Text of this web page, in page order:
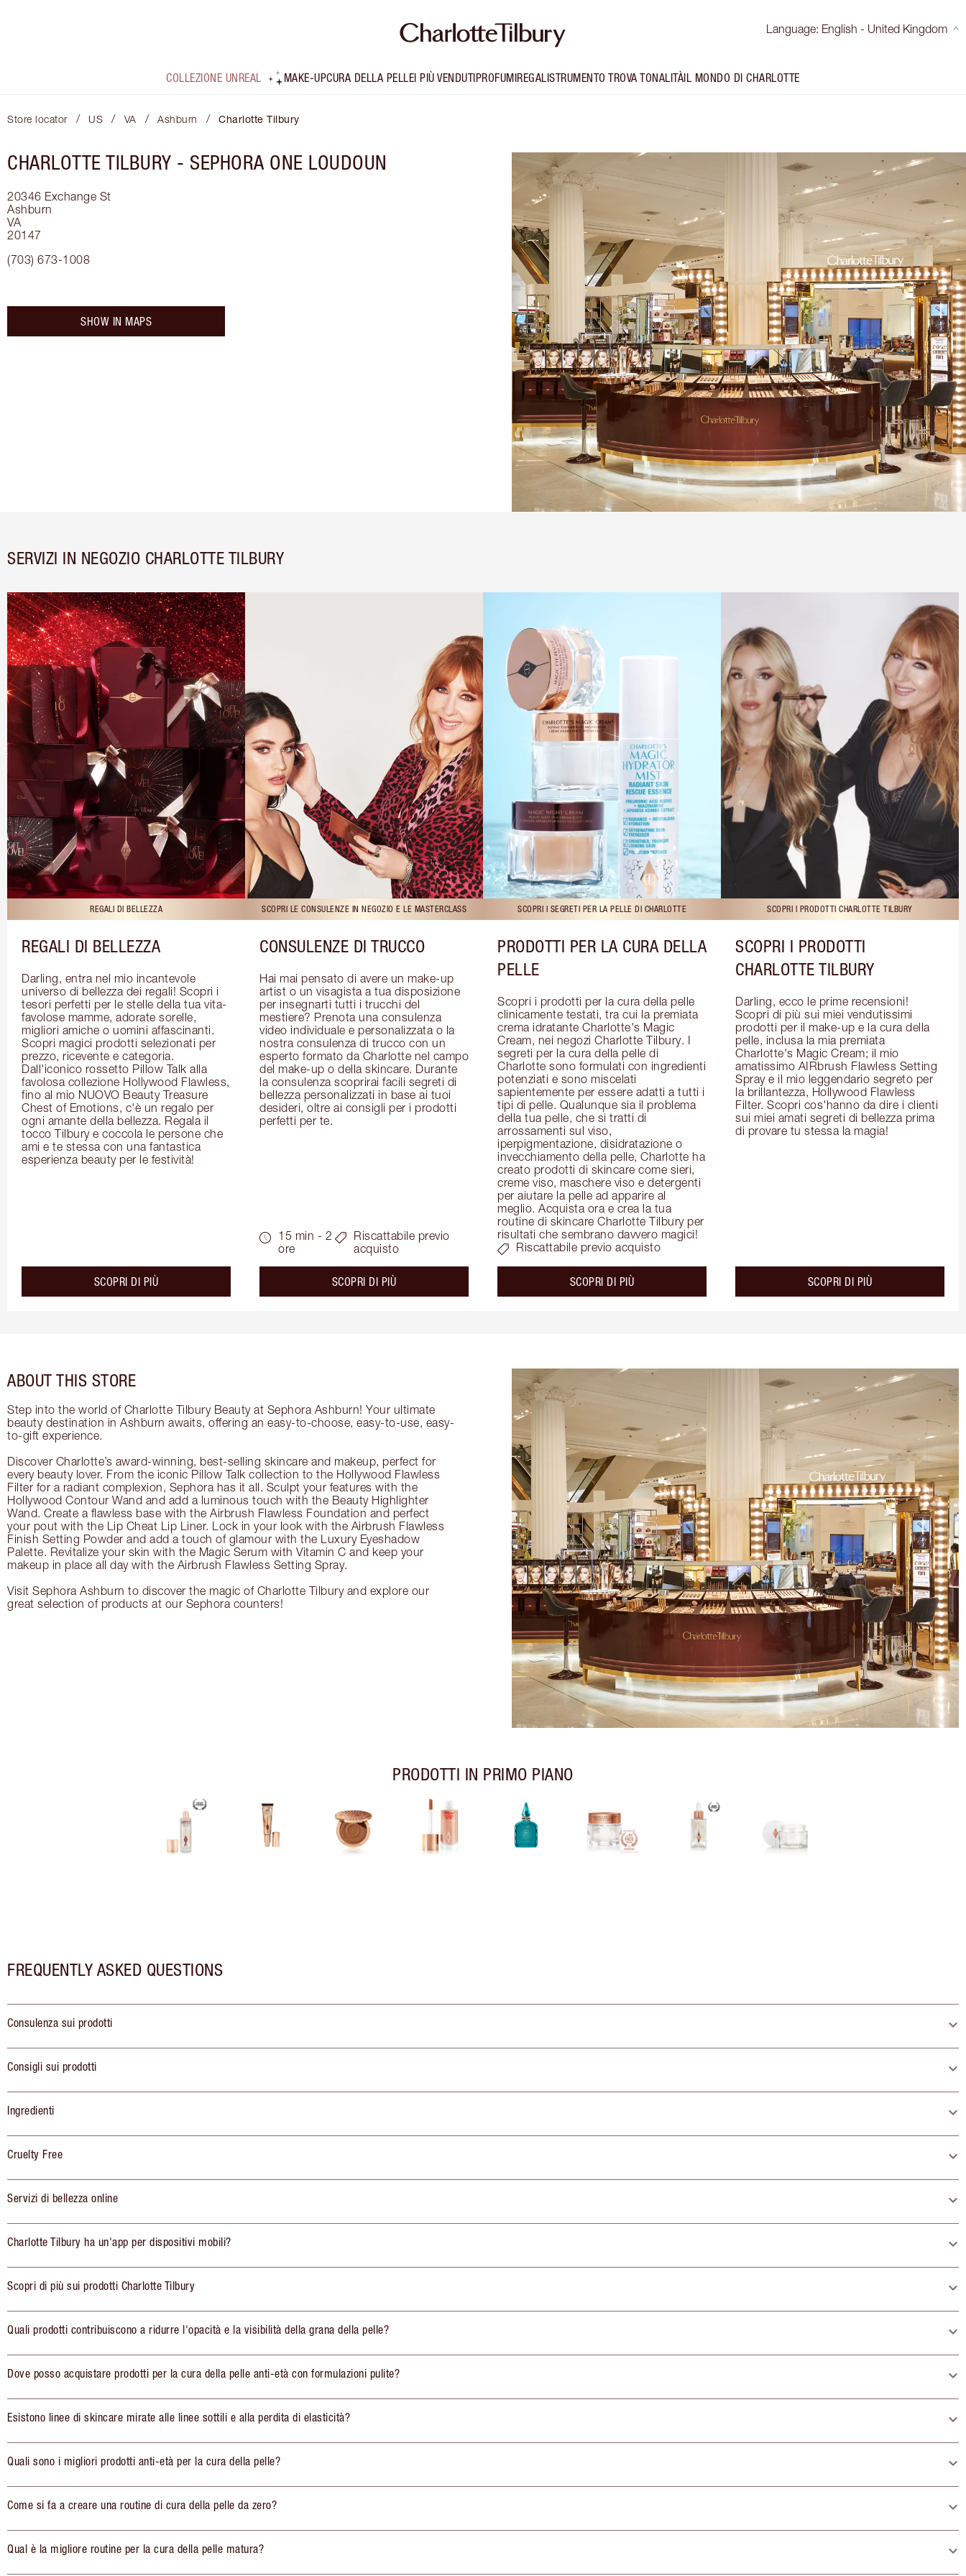
Language: English - United Kingdom
COLLEZIONE UNREAL MAKE-UPCURA DELLA PELLEI PIÙ VENDUTIPROFUMIREGALISTRUMENTO TROVA TONALITÀIL MONDO DI CHARLOTTE
Store locator / US / VA / Ashburn / Charlotte Tilbury
CHARLOTTE TILBURY - SEPHORA ONE LOUDOUN
20346 Exchange St
Ashburn
VA
20147
(703) 673-1008
SHOW IN MAPS
SERVIZI IN NEGOZIO CHARLOTTE TILBURY
REGALI DI BELLEZZA
REGALI DI BELLEZZA
Darling, entra nel mio incantevole
universo di bellezza dei regali! Scopri i
tesori perfetti per le stelle della tua vita-
favolose mamme, adorate sorelle,
migliori amiche o uomini affascinanti.
Scopri magici prodotti selezionati per
prezzo, ricevente e categoria.
Dall'iconico rossetto Pillow Talk alla
favolosa collezione Hollywood Flawless,
fino al mio NUOVO Beauty Treasure
Chest of Emotions, c'è un regalo per
ogni amante della bellezza. Regala il
tocco Tilbury e coccola le persone che
ami e te stessa con una fantastica
esperienza beauty per le festività!
SCOPRI DI PIÙabout the
SCOPRI LE CONSULENZE IN NEGOZIO E LE MASTERCLASS
CONSULENZE DI TRUCCO
Hai mai pensato di avere un make-up
artist o un visagista a tua disposizione
per insegnarti tutti i trucchi del
mestiere? Prenota una consulenza
video individuale e personalizzata o la
nostra consulenza di trucco con un
esperto formato da Charlotte nel campo
del make-up o della skincare. Durante
la consulenza scoprirai facili segreti di
bellezza personalizzati in base ai tuoi
desideri, oltre ai consigli per i prodotti
perfetti per te.
15 min - 2
ore
Riscattabile previo
acquisto
SCOPRI DI PIÙabout the
SCOPRI I SEGRETI PER LA PELLE DI CHARLOTTE
PRODOTTI PER LA CURA DELLA
PELLE
Scopri i prodotti per la cura della pelle
clinicamente testati, tra cui la premiata
crema idratante Charlotte's Magic
Cream, nei negozi Charlotte Tilbury. I
segreti per la cura della pelle di
Charlotte sono formulati con ingredienti
potenziati e sono miscelati
sapientemente per essere adatti a tutti i
tipi di pelle. Qualunque sia il problema
della tua pelle, che si tratti di
arrossamenti sul viso,
iperpigmentazione, disidratazione o
invecchiamento della pelle, Charlotte ha
creato prodotti di skincare come sieri,
creme viso, maschere viso e detergenti
per aiutare la pelle ad apparire al
meglio. Acquista ora e crea la tua
routine di skincare Charlotte Tilbury per
risultati che sembrano davvero magici!
Riscattabile previo acquisto
SCOPRI DI PIÙabout the
SCOPRI I PRODOTTI CHARLOTTE TILBURY
SCOPRI I PRODOTTI
CHARLOTTE TILBURY
Darling, ecco le prime recensioni!
Scopri di più sui miei vendutissimi
prodotti per il make-up e la cura della
pelle, inclusa la mia premiata
Charlotte's Magic Cream; il mio
amatissimo AIRbrush Flawless Setting
Spray e il mio leggendario segreto per
la brillantezza, Hollywood Flawless
Filter. Scopri cos'hanno da dire i clienti
sui miei amati segreti di bellezza prima
di provare tu stessa la magia!
SCOPRI DI PIÙabout the
ABOUT THIS STORE
Step into the world of Charlotte Tilbury Beauty at Sephora Ashburn! Your ultimate
beauty destination in Ashburn awaits, offering an easy-to-choose, easy-to-use, easy-
to-gift experience.
Discover Charlotte’s award-winning, best-selling skincare and makeup, perfect for
every beauty lover. From the iconic Pillow Talk collection to the Hollywood Flawless
Filter for a radiant complexion, Sephora has it all. Sculpt your features with the
Hollywood Contour Wand and add a luminous touch with the Beauty Highlighter
Wand. Create a flawless base with the Airbrush Flawless Foundation and perfect
your pout with the Lip Cheat Lip Liner. Lock in your look with the Airbrush Flawless
Finish Setting Powder and add a touch of glamour with the Luxury Eyeshadow
Palette. Revitalize your skin with the Magic Serum with Vitamin C and keep your
makeup in place all day with the Airbrush Flawless Setting Spray.
Visit Sephora Ashburn to discover the magic of Charlotte Tilbury and explore our
great selection of products at our Sephora counters!
PRODOTTI IN PRIMO PIANO
FREQUENTLY ASKED QUESTIONS
Consulenza sui prodotti
Consigli sui prodotti
Ingredienti
Cruelty Free
Servizi di bellezza online
Charlotte Tilbury ha un'app per dispositivi mobili?
Scopri di più sui prodotti Charlotte Tilbury
Quali prodotti contribuiscono a ridurre l'opacità e la visibilità della grana della pelle?
Dove posso acquistare prodotti per la cura della pelle anti-età con formulazioni pulite?
Esistono linee di skincare mirate alle linee sottili e alla perdita di elasticità?
Quali sono i migliori prodotti anti-età per la cura della pelle?
Come si fa a creare una routine di cura della pelle da zero?
Qual è la migliore routine per la cura della pelle matura?